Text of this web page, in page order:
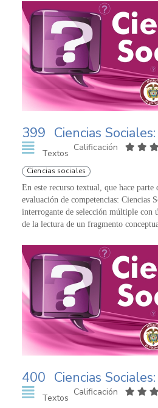
399 Ciencias
Textos
Calificación
Ciencias sociales
En este recurso textual, que hace parte
evaluación de competencias: Ciencias
interrogante de selección múltiple con
de la lectura de un fragmento
400 Ciencias
Textos
Calificación